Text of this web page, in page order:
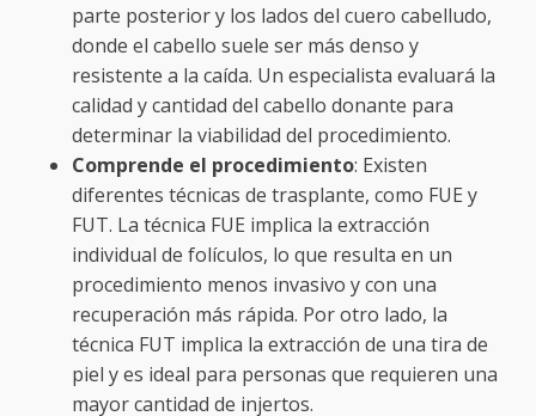
parte posterior y los lados del cuero cabelludo,
donde el cabello suele ser más denso y
resistente a la caída. Un especialista evaluará la
calidad y cantidad del cabello donante para
determinar la viabilidad del procedimiento.
Comprende el procedimiento: Existen
diferentes técnicas de trasplante, como FUE y
FUT. La técnica FUE implica la extracción
individual de folículos, lo que resulta en un
procedimiento menos invasivo y con una
recuperación más rápida. Por otro lado, la
técnica FUT implica la extracción de una tira de
piel y es ideal para personas que requieren una
mayor cantidad de injertos.